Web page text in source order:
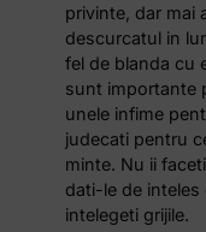
privinte, dar mai
descurcatul in
fel de blanda cu
sunt importante
unele infime
judecati pentru
minte. Nu ii
dati-le de inteles
intelegeti grijile.